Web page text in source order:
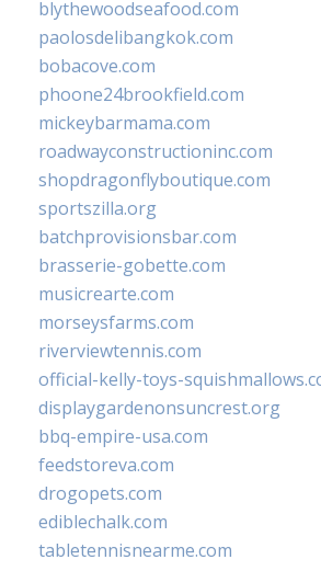
blythewoodseafood.com
paolosdelibangkok.com
bobacove.com
phoone24brookfield.com
mickeybarmama.com
roadwayconstructioninc.com
shopdragonflyboutique.com
sportszilla.org
batchprovisionsbar.com
brasserie-gobette.com
musicrearte.com
morseysfarms.com
riverviewtennis.com
official-kelly-toys-
displaygardenonsuncrest.org
bbq-empire-usa.com
feedstoreva.com
drogopets.com
ediblechalk.com
tabletennisnearme.com